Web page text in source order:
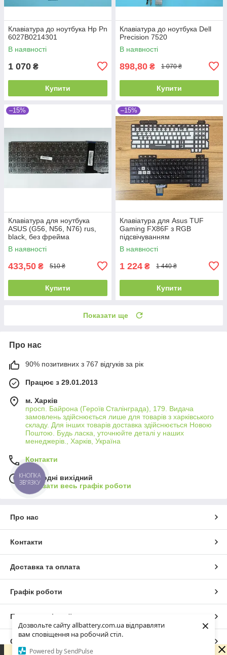
Дозвольте сайту allbattery.com.ua відправляти
вам сповіщення на робочий стіл.
Powered by SendPulse
×
Клавіатура до ноутбука Hp Pn
6027B0214301
В наявності
1 070 ₴
Купити
Клавіатура до ноутбука Dell
Precision 7520
В наявності
898,80 ₴ 1 070 ₴
Купити
–15%
Клавіатура для ноутбука
ASUS (G56, N56, N76) rus,
black, без фрейма
В наявності
433,50 ₴ 510 ₴
Купити
–15%
Клавіатура для Asus TUF
Gaming FX86F з RGB
підсвічуванням
В наявності
1 224 ₴ 1 440 ₴
Купити
Показати ще
Про нас
90% позитивних з 767 відгуків за рік
Працює з 29.01.2013
м. Харків
просп. Байрона (Героїв Сталінграда), 179. Видача
замовлень здійснюється лише для товарів з харківського
складу. Для інших товарів доставка здійснюється Новою
Поштою. Будь ласка, уточнюйте деталі у наших
менеджерів., Харків, Україна
Контакти
Сьогодні вихідний
Показати весь графік роботи
Про нас
Контакти
Доставка та оплата
Графік роботи
Повна версія сайту
Сайт створено на маркетплейсі
Зараз у компанії неробочий час. Замовлення та
КНОПКА
ЗВ'ЯЗКУ